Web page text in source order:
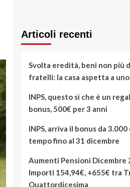
Articoli recenti
Svolta eredità, beni non più
fratelli: la casa aspetta a
INPS, questo sì che è un
bonus, 500€ per 3 anni
INPS, arriva il bonus da 3.000
tempo fino al 31 dicembre
Aumenti Pensioni Dicembre
Importi 154,94€, +655€ tra
Quattordicesima